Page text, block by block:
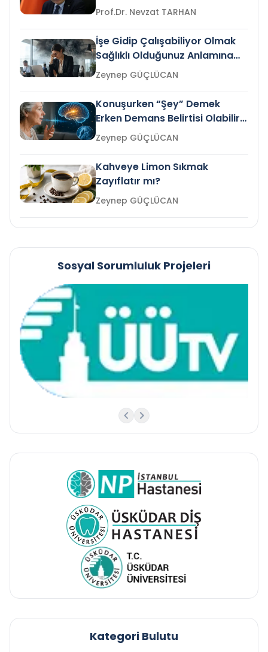
Prof.Dr. Nevzat TARHAN
İşe Gidip Çalışabiliyor Olmak
Sağlıklı Olduğunuz Anlamına
Gelir mi?Zeynep GÜÇLÜCAN
Konuşurken “Şey” Demek
Erken Demans Belirtisi Olabilir
mi?
Zeynep GÜÇLÜCAN
Kahveye Limon Sıkmak
Zayıflatır mı?
Zeynep GÜÇLÜCAN
Sosyal Sorumluluk Projeleri
Kategori Bulutu